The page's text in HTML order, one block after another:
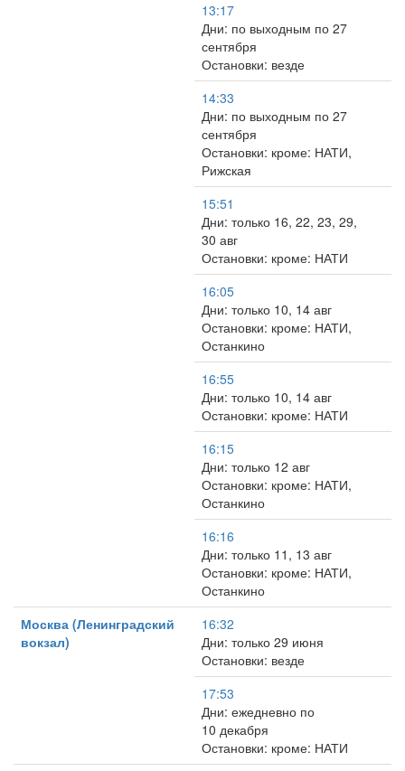
13:17
Дни: по выходным по 27
сентября
Остановки: везде
14:33
Дни: по выходным по 27
сентября
Остановки: кроме: НАТИ,
Рижская
15:51
Дни: только 16, 22, 23, 29,
30 авг
Остановки: кроме: НАТИ
16:05
Дни: только 10, 14 авг
Остановки: кроме: НАТИ,
Останкино
16:55
Дни: только 10, 14 авг
Остановки: кроме: НАТИ
16:15
Дни: только 12 авг
Остановки: кроме: НАТИ,
Останкино
16:16
Дни: только 11, 13 авг
Остановки: кроме: НАТИ,
Останкино
Москва (Ленинградский
вокзал)
16:32
Дни: только 29 июня
Остановки: везде
17:53
Дни: ежедневно по
10 декабря
Остановки: кроме: НАТИ